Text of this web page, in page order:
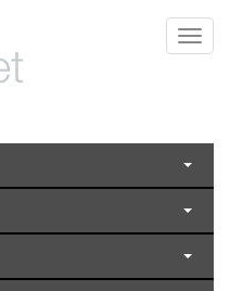
Toggle